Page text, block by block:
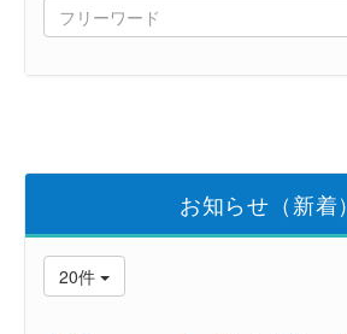
お知らせ（新着）
20件